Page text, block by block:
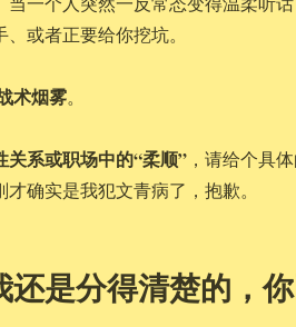
或者正要给你挖坑。
术烟雾。
关系或职场中的“柔顺”，请给个具
确实是我犯文青病了，抱歉。
是分得清楚的，